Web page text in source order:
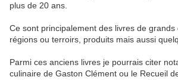
plus de 20 ans.
Ce sont principalement des livres de
régions ou terroirs, produits mais aussi
Parmi ces anciens livres je pourrais citer
culinaire de Gaston Clément ou le Recueil